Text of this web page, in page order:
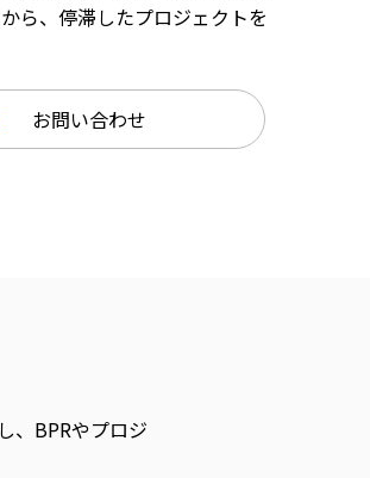
ら、停滞したプロジェクトを
お問い合わせ
、BPRやプロジ